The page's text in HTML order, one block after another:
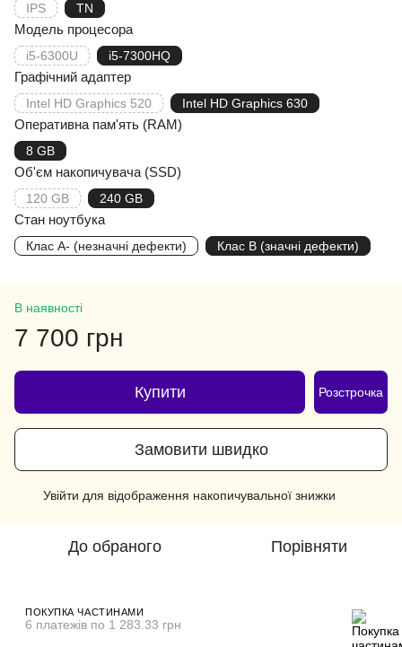
IPS TN
Модель процесора
i5-6300U i5-7300HQ
Графічний адаптер
Intel HD Graphics 520 Intel HD Graphics 630
Оперативна пам'ять (RAM)
8 GB
Об'єм накопичувача (SSD)
120 GB 240 GB
Стан ноутбука
Клас A- (незначні дефекти) Клас B (значні дефекти)
В наявності
7 700 грн
Купити Розстрочка
Замовити швидко
Увійти для відображення накопичувальної знижки
До обраного Порівняти
ПОКУПКА ЧАСТИНАМИ
6 платежів по 1 283.33 грн